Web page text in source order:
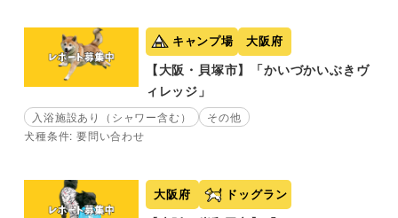
キャンプ場 大阪府
【大阪・貝塚市】「かいづかいぶきヴ
ィレッジ」
入浴施設あり（シャワー含む）
その他
犬種条件: 要問い合わせ
大阪府 ドッグラン